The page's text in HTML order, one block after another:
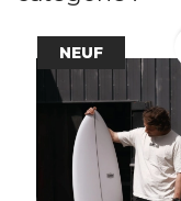
NEUF